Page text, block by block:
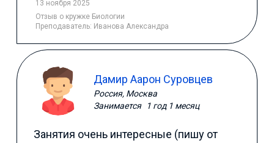
13 ноября 2025
Отзыв о кружке Биологии
Преподаватель: Иванова Александра
Дамир Аарон Суровцев
Россия, Москва
Занимается
1 год 1 месяц
Занятия очень интересные (пишу от